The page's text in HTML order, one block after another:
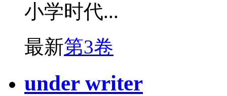
小学时代...
最新第3卷
under writer